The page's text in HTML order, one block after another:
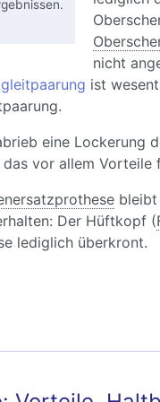
nicht
ist
eine Lockerung
vor allem Vorteile
bleibt
Der Hüftkopf (
lediglich überkront.